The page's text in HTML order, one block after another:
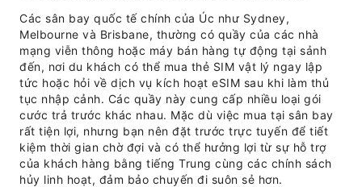
Các sân bay quốc tế chính của Úc như Sydney,
Melbourne và Brisbane, thường có quầy của các nhà
mạng viễn thông hoặc máy bán hàng tự động tại sảnh
đến, nơi du khách có thể mua thẻ SIM vật lý ngay lập
tức hoặc hỏi về dịch vụ kích hoạt eSIM sau khi làm thủ
tục nhập cảnh. Các quầy này cung cấp nhiều loại gói
cước trả trước khác nhau. Mặc dù việc mua tại sân bay
rất tiện lợi, nhưng bạn nên đặt trước trực tuyến để tiết
kiệm thời gian chờ đợi và có thể hưởng lợi từ sự hỗ trợ
của khách hàng bằng tiếng Trung cùng các chính sách
hủy linh hoạt, đảm bảo chuyến đi suôn sẻ hơn.